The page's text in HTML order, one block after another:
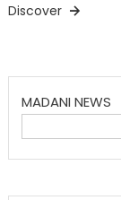
Discover
MADANI NEWS